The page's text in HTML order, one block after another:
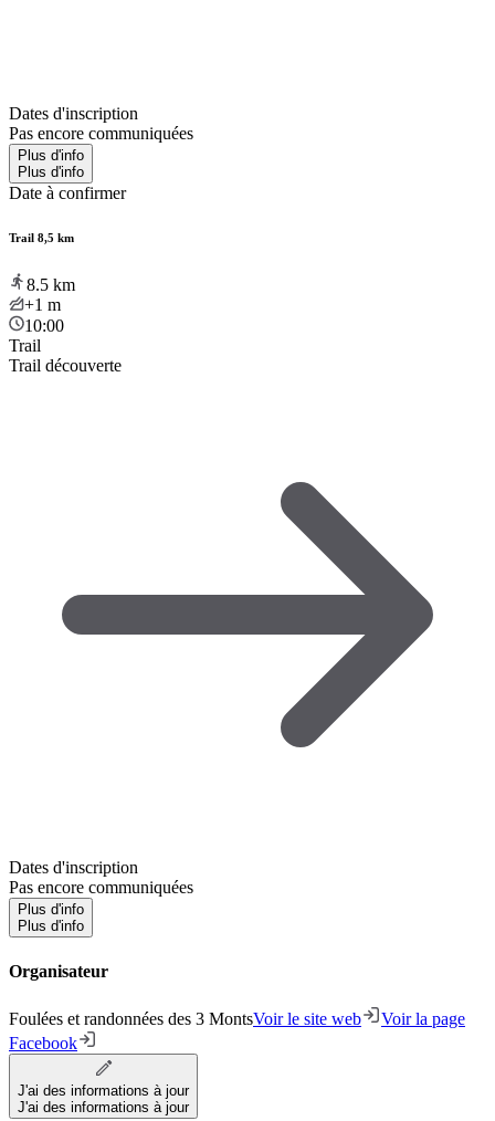
Dates d'inscription
Pas encore communiquées
Plus d'info
Plus d'info
Date à confirmer
Trail 8,5 km
8.5 km
+1 m
10:00
Trail
Trail découverte
Dates d'inscription
Pas encore communiquées
Plus d'info
Plus d'info
Organisateur
Foulées et randonnées des 3 MontsVoir le site web
Voir la page
Facebook
J'ai des informations à jour
J'ai des informations à jour